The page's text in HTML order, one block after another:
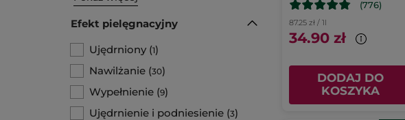
Efekt pielęgnacyjny
Ujędrniony (1)
Nawilżanie (30)
Wypełnienie (9)
Ujędrnienie i podniesienie (3)
(776)
87.25 zł / 1l
34.90 zł
DODAJ DO
KOSZYKA